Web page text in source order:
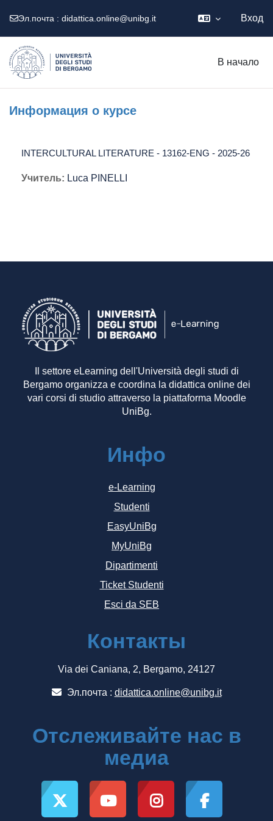
Эл.почта : didattica.online@unibg.it Вход
В начало
Информация о курсе
INTERCULTURAL LITERATURE - 13162-ENG - 2025-26
Учитель: Luca PINELLI
Il settore eLearning dell'Università degli studi di
Bergamo organizza e coordina la didattica online dei
vari corsi di studio attraverso la piattaforma Moodle
UniBg.
Инфо
e-Learning
Studenti
EasyUniBg
MyUniBg
Dipartimenti
Ticket Studenti
Esci da SEB
Контакты
Via dei Caniana, 2, Bergamo, 24127
Эл.почта : didattica.online@unibg.it
Отслеживайте нас в
медиа